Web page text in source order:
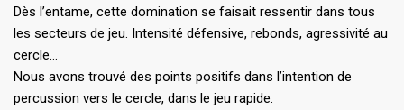
Dès l’entame, cette domination se faisait ressentir dans tous
les secteurs de jeu. Intensité défensive, rebonds, agressivité au
cercle…
Nous avons trouvé des points positifs dans l’intention de
percussion vers le cercle, dans le jeu rapide.